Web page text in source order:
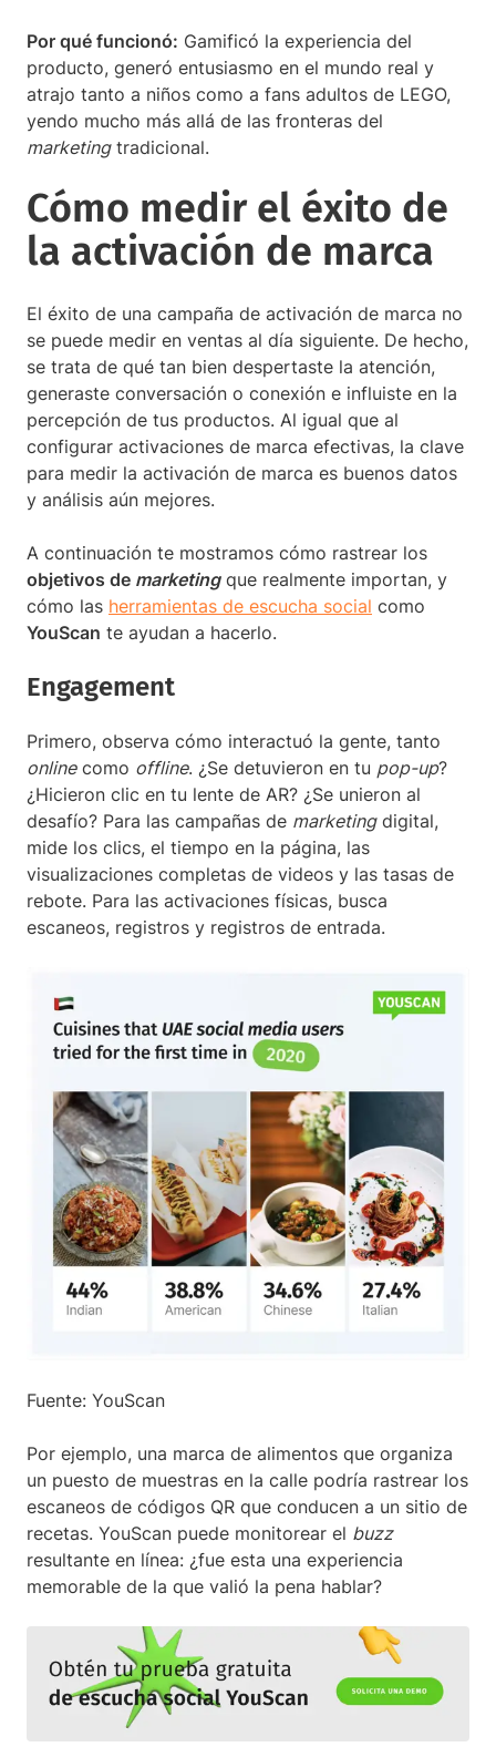
Por qué funcionó: Gamificó la experiencia del
producto, generó entusiasmo en el mundo real y
atrajo tanto a niños como a fans adultos de LEGO,
yendo mucho más allá de las fronteras del
marketingtradicional.
Cómo medir el éxito de
la activación de marca
El éxito de una campaña de activación de marca no
se puede medir en ventas al día siguiente. De hecho,
se trata de qué tan bien despertaste la atención,
generaste conversación o conexión e influiste en la
percepción de tus productos. Al igual que al
configurar activaciones de marca efectivas, la clave
para medir la activación de marca es buenos datos
y análisis aún mejores.
A continuación te mostramos cómo rastrear los
objetivos de marketingque realmente importan, y
cómo las herramientas de escucha social como
YouScan te ayudan a hacerlo.
Engagement
Primero, observa cómo interactuó la gente, tanto
onlinecomo offline. ¿Se detuvieron en tu pop-up?
¿Hicieron clic en tu lente de AR? ¿Se unieron al
desafío? Para las campañas de marketingdigital,
mide los clics, el tiempo en la página, las
visualizaciones completas de videos y las tasas de
rebote. Para las activaciones físicas, busca
escaneos, registros y registros de entrada.
Fuente: YouScan
Por ejemplo, una marca de alimentos que organiza
un puesto de muestras en la calle podría rastrear los
escaneos de códigos QR que conducen a un sitio de
recetas. YouScan puede monitorear el buzz
resultante en línea: ¿fue esta una experiencia
memorable de la que valió la pena hablar?